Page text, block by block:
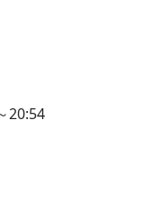
20:54